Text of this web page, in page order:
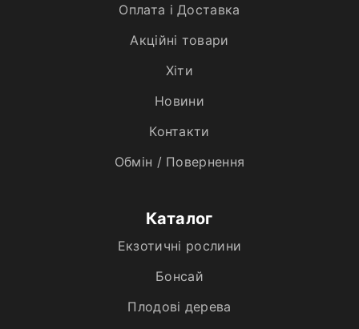
Оплата і Доставка
Акційні товари
Хiти
Новини
Контакти
Обмін / Повернення
Каталог
Екзотичні рослини
Бонсай
Плодові дерева